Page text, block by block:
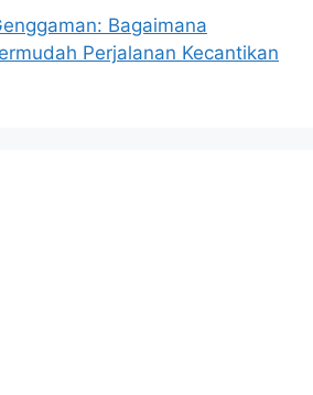
Bagaimana
Perjalanan Kecantikan